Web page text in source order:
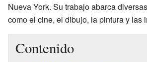
Nueva York. Su trabajo abarca
como el cine, el dibujo, la pintura y las
Contenido